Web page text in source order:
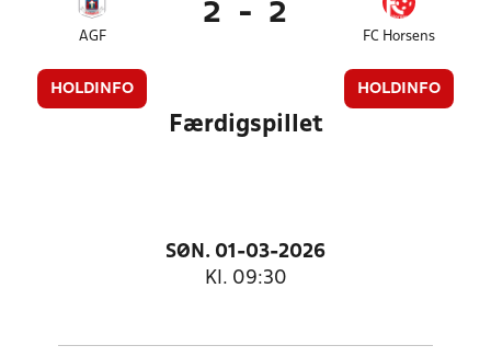
AGF
HOLDINFO
2 - 2
FC Horsens
HOLDINFO
Færdigspillet
SØN. 01-03-2026
Kl. 09:30